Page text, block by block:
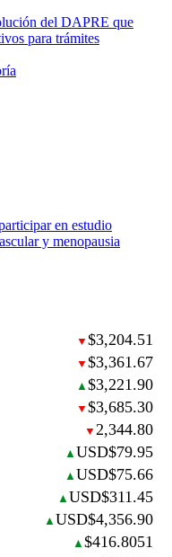
del DAPRE que
para trámites
en estudio
y menopausia
▼ $3,204.51
▼ $3,361.67
▲ $3,221.90
▼ $3,685.30
▼ 2,344.80
▲ USD$79.95
▲ USD$75.66
▲ USD$311.45
▲ USD$4,356.90
▲ $416.8051